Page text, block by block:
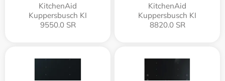
KitchenAid
Kuppersbusch KI
9550.0 SR
KitchenAid
Kuppersbusch KI
8820.0 SR